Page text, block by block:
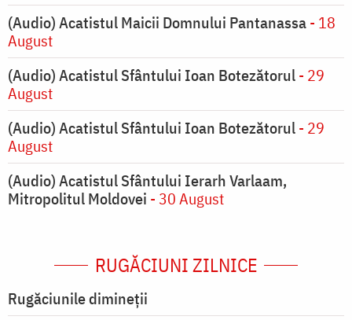
(Audio) Acatistul Maicii Domnului Pantanassa- 18
August
(Audio) Acatistul Sfântului Ioan Botezătorul- 29
August
(Audio) Acatistul Sfântului Ioan Botezătorul- 29
August
(Audio) Acatistul Sfântului Ierarh Varlaam,
Mitropolitul Moldovei - 30 August
RUGĂCIUNI ZILNICE
Rugăciunile dimineții